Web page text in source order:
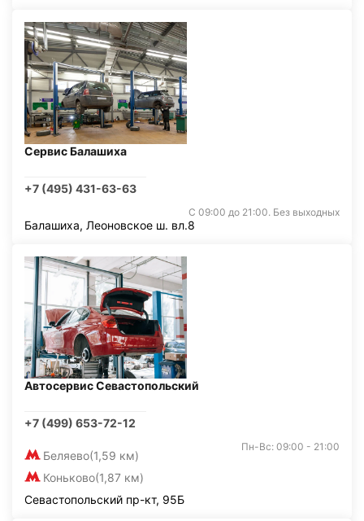
Сервис Балашиха
+7 (495) 431-63-63
С 09:00 до 21:00. Без выходных
Балашиха, Леоновское ш. вл.8
Автосервис Севастопольский
+7 (499) 653-72-12
Беляево(1,59 км)
Коньково(1,87 км)
Пн-Вс: 09:00 - 21:00
Севастопольский пр-кт, 95Б